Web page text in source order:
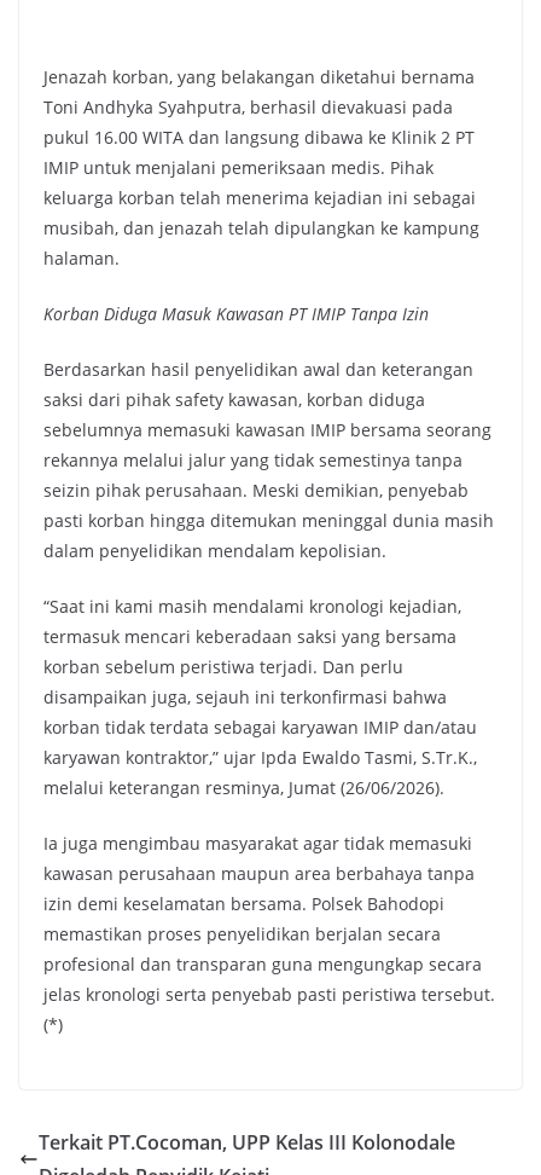
Jenazah korban, yang belakangan diketahui bernama
Toni Andhyka Syahputra, berhasil dievakuasi pada
pukul 16.00 WITA dan langsung dibawa ke Klinik 2 PT
IMIP untuk menjalani pemeriksaan medis. Pihak
keluarga korban telah menerima kejadian ini sebagai
musibah, dan jenazah telah dipulangkan ke kampung
halaman.
Korban Diduga Masuk Kawasan PT IMIP Tanpa Izin
Berdasarkan hasil penyelidikan awal dan keterangan
saksi dari pihak safety kawasan, korban diduga
sebelumnya memasuki kawasan IMIP bersama seorang
rekannya melalui jalur yang tidak semestinya tanpa
seizin pihak perusahaan. Meski demikian, penyebab
pasti korban hingga ditemukan meninggal dunia masih
dalam penyelidikan mendalam kepolisian.
“Saat ini kami masih mendalami kronologi kejadian,
termasuk mencari keberadaan saksi yang bersama
korban sebelum peristiwa terjadi. Dan perlu
disampaikan juga, sejauh ini terkonfirmasi bahwa
korban tidak terdata sebagai karyawan IMIP dan/atau
karyawan kontraktor,” ujar Ipda Ewaldo Tasmi, S.Tr.K.,
melalui keterangan resminya, Jumat (26/06/2026).
Ia juga mengimbau masyarakat agar tidak memasuki
kawasan perusahaan maupun area berbahaya tanpa
izin demi keselamatan bersama. Polsek Bahodopi
memastikan proses penyelidikan berjalan secara
profesional dan transparan guna mengungkap secara
jelas kronologi serta penyebab pasti peristiwa tersebut.
(*)
Terkait PT.Cocoman, UPP Kelas III Kolonodale